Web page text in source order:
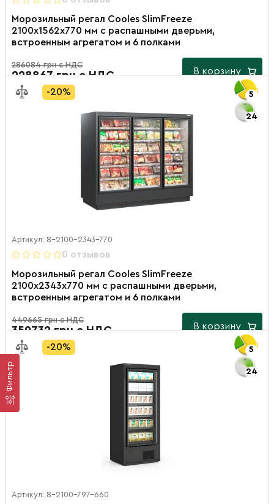
Фильтр
Морозильный регал Cooles SlimFreeze
2100х1562х770 мм с распашными дверьми,
встроенным агрегатом и 6 полками
286084 грн с НДС
228867 грн с НДС В корзину
5
24
-20%
Артикул: 8-2100-2343-770
0 отзывов
Морозильный регал Cooles SlimFreeze
2100х2343х770 мм с распашными дверьми,
встроенным агрегатом и 6 полками
449665 грн с НДС
359732 грн с НДС В корзину
5
24
-20%
Артикул: 8-2100-797-660